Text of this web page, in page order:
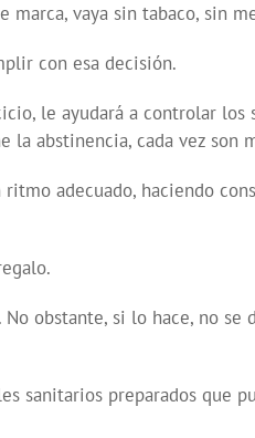
vaya sin tabaco, sin
con esa decisión.
le ayudará a controlar los
la abstinencia, cada vez son
adecuado, haciendo
obstante, si lo hace, no
sanitarios preparados que